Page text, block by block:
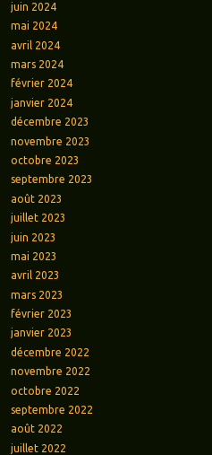
juin 2024
mai 2024
avril 2024
mars 2024
février 2024
janvier 2024
décembre 2023
novembre 2023
octobre 2023
septembre 2023
août 2023
juillet 2023
juin 2023
mai 2023
avril 2023
mars 2023
février 2023
janvier 2023
décembre 2022
novembre 2022
octobre 2022
septembre 2022
août 2022
juillet 2022